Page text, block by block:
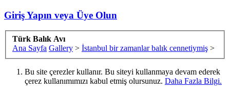
Giriş Yapın veya Üye Olun
Türk Balık Avı
Ana Sayfa Gallery > İstanbul bir zamanlar balık cennetiymiş >
Bu site çerezler kullanır. Bu siteyi kullanmaya devam ederek
çerez kullanımımızı kabul etmiş olursunuz. Daha Fazla Bilgi.